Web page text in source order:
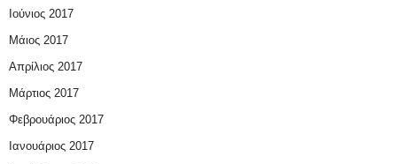
Ιούνιος 2017
Μάιος 2017
Απρίλιος 2017
Μάρτιος 2017
Φεβρουάριος 2017
Ιανουάριος 2017